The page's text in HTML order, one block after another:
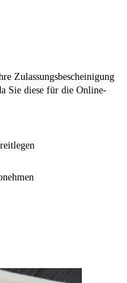
Zulassungsbescheinigung
Sie diese für die Online-